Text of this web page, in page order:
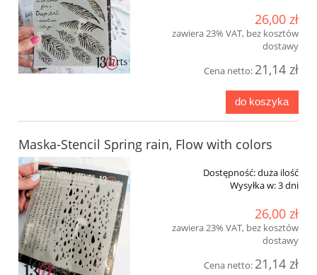
26,00 zł
zawiera 23% VAT, bez kosztów
dostawy
Cena netto: 21,14 zł
do koszyka
Maska-Stencil Spring rain, Flow with colors
Dostępność:duża ilość
Wysyłka w:3 dni
26,00 zł
zawiera 23% VAT, bez kosztów
dostawy
Cena netto: 21,14 zł